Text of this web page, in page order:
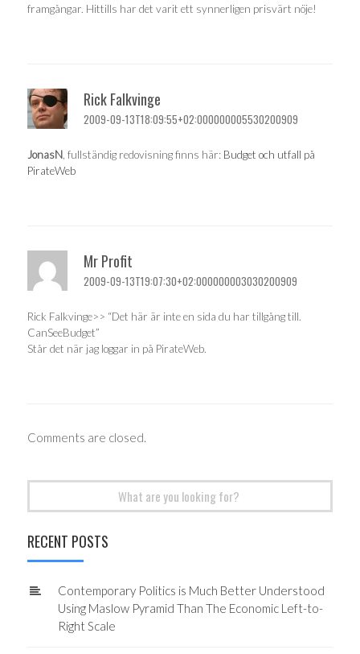
framgångar. Hittills har det varit ett synnerligen prisvärt nöje!
Rick Falkvinge
2009-09-13T18:09:55+02:000000005530200909
JonasN , fullständig redovisning finns här: Budget och utfall på
PirateWeb
Mr Profit
2009-09-13T19:07:30+02:000000003030200909
Rick Falkvinge>> “Det här är inte en sida du har tillgång till.
CanSeeBudget”
Står det när jag loggar in på PirateWeb.
Comments are closed.
RECENT POSTS
Contemporary Politics is Much Better Understood
Using Maslow Pyramid Than The Economic Left-to-
Right Scale